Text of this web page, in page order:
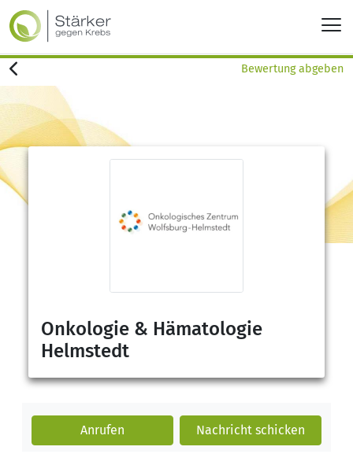
Bewertung abgeben
Onkologie & Hämatologie
Helmstedt
Anrufen Nachricht schicken